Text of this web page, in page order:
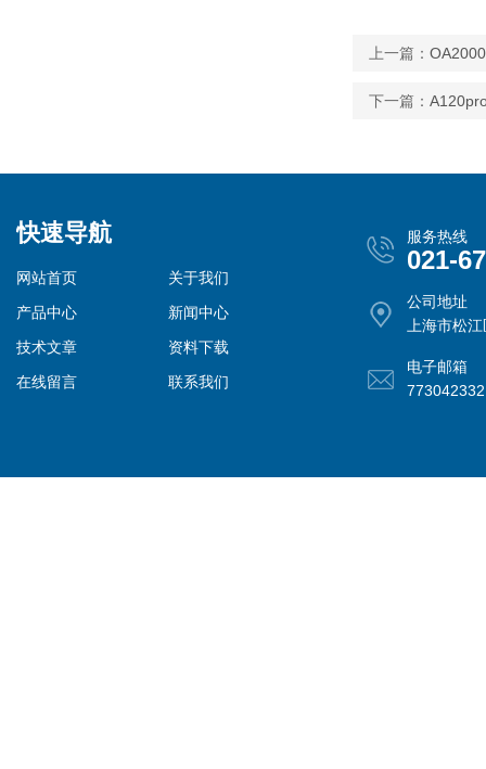
上一篇：
下一篇：
快速导航
网站首页
关于我们
产品中心
新闻中心
技术文章
资料下载
在线留言
联系我们
服务热线
021-
公司地址
上海市松
电子邮箱